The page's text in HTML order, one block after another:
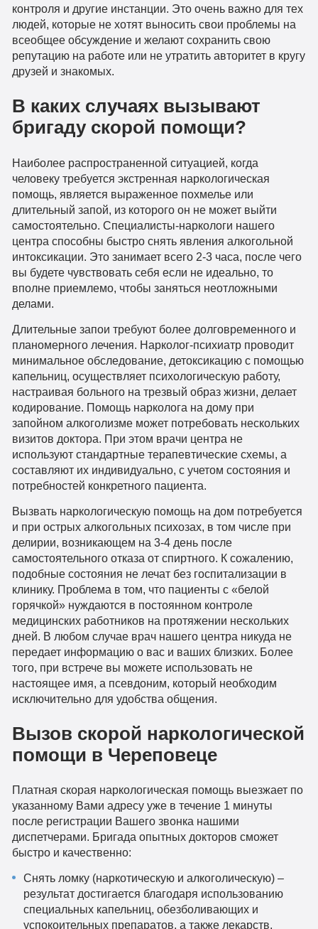
контроля и другие инстанции. Это очень важно для тех
людей, которые не хотят выносить свои проблемы на
всеобщее обсуждение и желают сохранить свою
репутацию на работе или не утратить авторитет в кругу
друзей и знакомых.
В каких случаях вызывают
бригаду скорой помощи?
Наиболее распространенной ситуацией, когда
человеку требуется экстренная наркологическая
помощь, является выраженное похмелье или
длительный запой, из которого он не может выйти
самостоятельно. Специалисты-наркологи нашего
центра способны быстро снять явления алкогольной
интоксикации. Это занимает всего 2-3 часа, после чего
вы будете чувствовать себя если не идеально, то
вполне приемлемо, чтобы заняться неотложными
делами.
Длительные запои требуют более долговременного и
планомерного лечения. Нарколог-психиатр проводит
минимальное обследование, детоксикацию с помощью
капельниц, осуществляет психологическую работу,
настраивая больного на трезвый образ жизни, делает
кодирование. Помощь нарколога на дому при
запойном алкоголизме может потребовать нескольких
визитов доктора. При этом врачи центра не
используют стандартные терапевтические схемы, а
составляют их индивидуально, с учетом состояния и
потребностей конкретного пациента.
Вызвать наркологическую помощь на дом потребуется
и при острых алкогольных психозах, в том числе при
делирии, возникающем на 3-4 день после
самостоятельного отказа от спиртного. К сожалению,
подобные состояния не лечат без госпитализации в
клинику. Проблема в том, что пациенты с «белой
горячкой» нуждаются в постоянном контроле
медицинских работников на протяжении нескольких
дней. В любом случае врач нашего центра никуда не
передает информацию о вас и ваших близких. Более
того, при встрече вы можете использовать не
настоящее имя, а псевдоним, который необходим
исключительно для удобства общения.
Вызов скорой наркологической
помощи в Череповеце
Платная скорая наркологическая помощь выезжает по
указанному Вами адресу уже в течение 1 минуты
после регистрации Вашего звонка нашими
диспетчерами. Бригада опытных докторов сможет
быстро и качественно:
Снять ломку (наркотическую и алкоголическую) –
результат достигается благодаря использованию
специальных капельниц, обезболивающих и
успокоительных препаратов, а также лекарств,